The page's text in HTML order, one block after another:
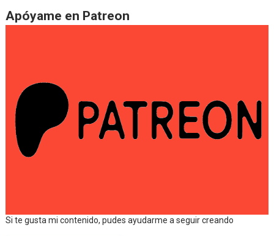
Apóyame en Patreon
Si te gusta mi contenido, pudes ayudarme a seguir creando